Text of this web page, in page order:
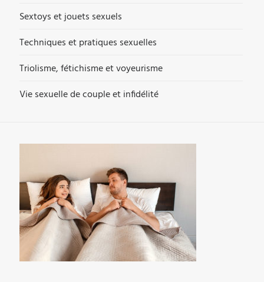
Sextoys et jouets sexuels
Techniques et pratiques sexuelles
Triolisme, fétichisme et voyeurisme
Vie sexuelle de couple et infidélité